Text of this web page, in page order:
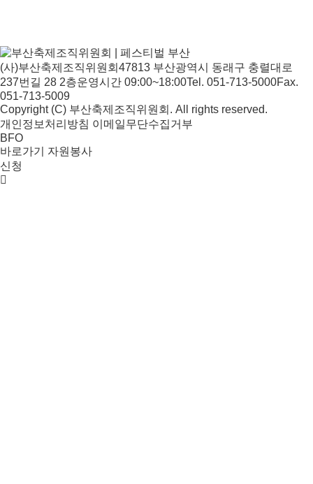
(사)부산축제조직위원회 47813 부산광역시 동래구 충렬대로
237번길 28 2층운영시간 09:00~18:00Tel. 051-713-5000Fax.
051-713-5009
Copyright (C) 부산축제조직위원회. All rights reserved.
개인정보처리방침 이메일무단수집거부
BFO
바로가기
자원봉사
신청